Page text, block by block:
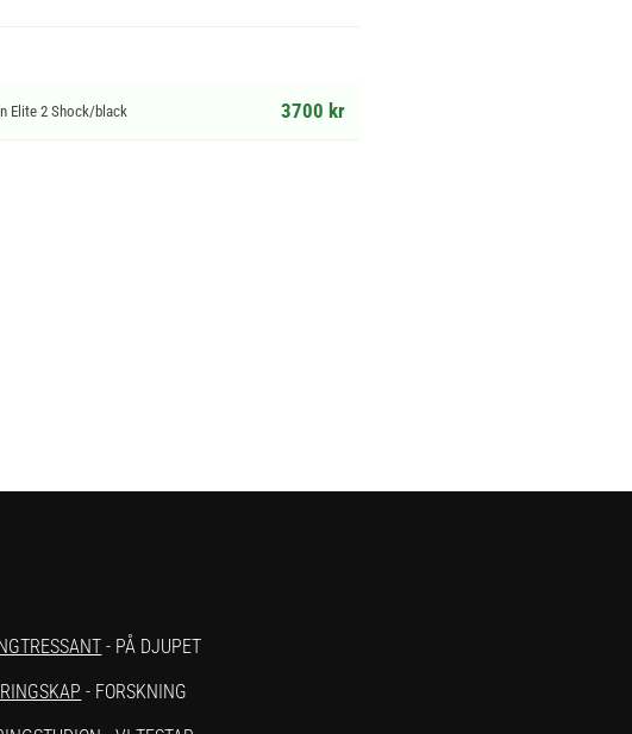
Elite 2 Shock/black 3700 kr
- PÅ DJUPET
- FORSKNING